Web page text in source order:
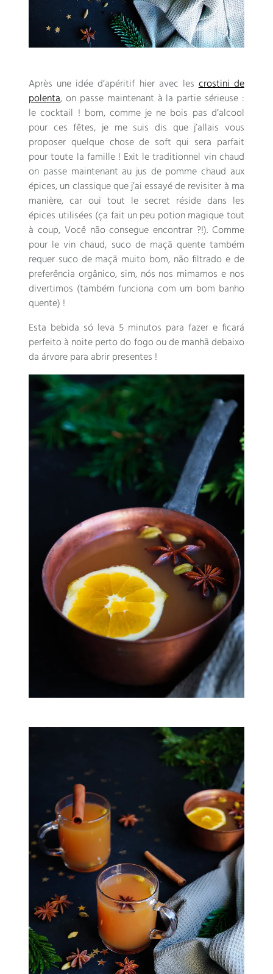
Après une idée d’apéritif hier avec les crostini de
polenta,on passe maintenant à la partie sérieuse:
le cocktail ! bom, comme je ne bois pas d’alcool
pour ces fêtes,je me suis dis que j’allais vous
proposer quelque chose de soft qui sera parfait
pour toute la famille! Exit le traditionnel vin chaud
on passe maintenant au jus de pomme chaud aux
épices,un classique que j’ai essayé de revisiter à ma
manière,car oui tout le secret réside dans les
épices utilisées (ça fait un peu potion magique tout
à coup, Você não consegue encontrar ?!). Comme
pour le vin chaud, suco de maçã quente também
requer suco de maçã muito bom, não filtrado e de
preferência orgânico, sim, nós nos mimamos e nos
divertimos (também funciona com um bom banho
quente) !
Esta bebida só leva 5 minutos para fazer e ficará
perfeito à noite perto do fogo ou de manhã debaixo
da árvore para abrir presentes !